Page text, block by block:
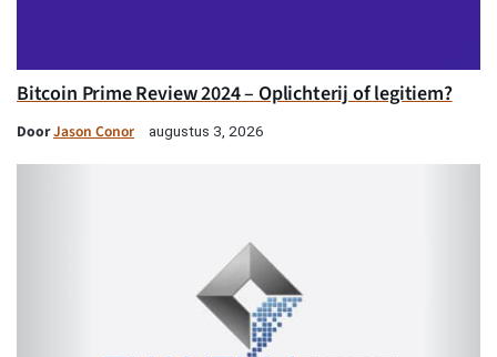
Bitcoin Prime Review 2024 – Oplichterij of legitiem?
DoorJason Conor augustus 3, 2026